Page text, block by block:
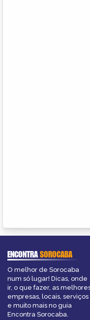
ENCONTRASOROCABA
O melhor de Sorocaba
num só lugar! Dicas, onde
ir, o que fazer, as
empresas, locais, serviços
e muito mais no guia
Encontra Sorocaba.